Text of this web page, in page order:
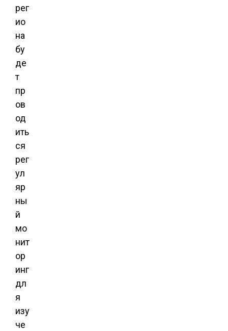
рег
ио
на
бу
де
т
пр
ов
од
ить
ся
рег
ул
яр
ны
й
мо
нит
ор
инг
дл
я
изу
че